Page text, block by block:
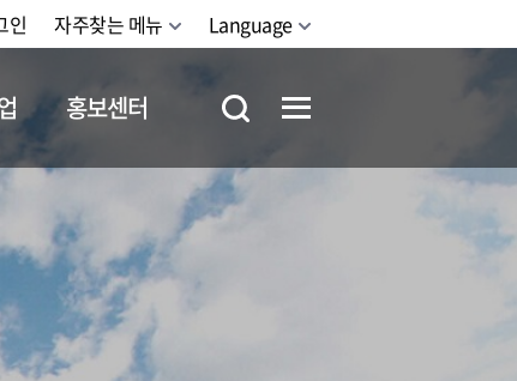
인 자주찾는 메뉴 Language
홍보센터